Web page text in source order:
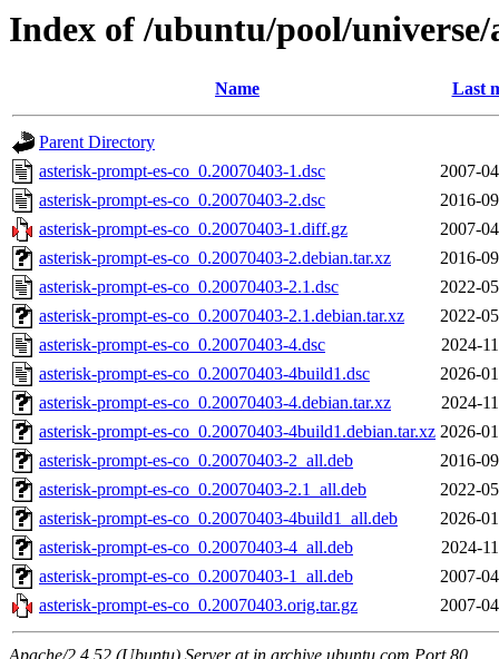
Index of /ubuntu/pool/
Name Last
Parent Directory
asterisk-prompt-es-co_0.20070403-1.dsc
2007-
asterisk-prompt-es-co_0.20070403-2.dsc
2016-
asterisk-prompt-es-co_0.20070403-1.diff.gz
2007-
asterisk-prompt-es-co_0.20070403-2.debian.tar.xz
2016-
asterisk-prompt-es-co_0.20070403-2.1.dsc
2022-
asterisk-prompt-es-co_0.20070403-2.1.debian.tar.xz
2022-
asterisk-prompt-es-co_0.20070403-4.dsc
2024-
asterisk-prompt-es-co_0.20070403-4build1.dsc
2026-
asterisk-prompt-es-co_0.20070403-4.debian.tar.xz
2024-
asterisk-prompt-es-co_0.20070403-4build1.debian.tar.xz 2026-
asterisk-prompt-es-co_0.20070403-2_all.deb
2016-
asterisk-prompt-es-co_0.20070403-2.1_all.deb
2022-
asterisk-prompt-es-co_0.20070403-4build1_all.deb
2026-
asterisk-prompt-es-co_0.20070403-4_all.deb
2024-
asterisk-prompt-es-co_0.20070403-1_all.deb
2007-
asterisk-prompt-es-co_0.20070403.orig.tar.gz
2007-